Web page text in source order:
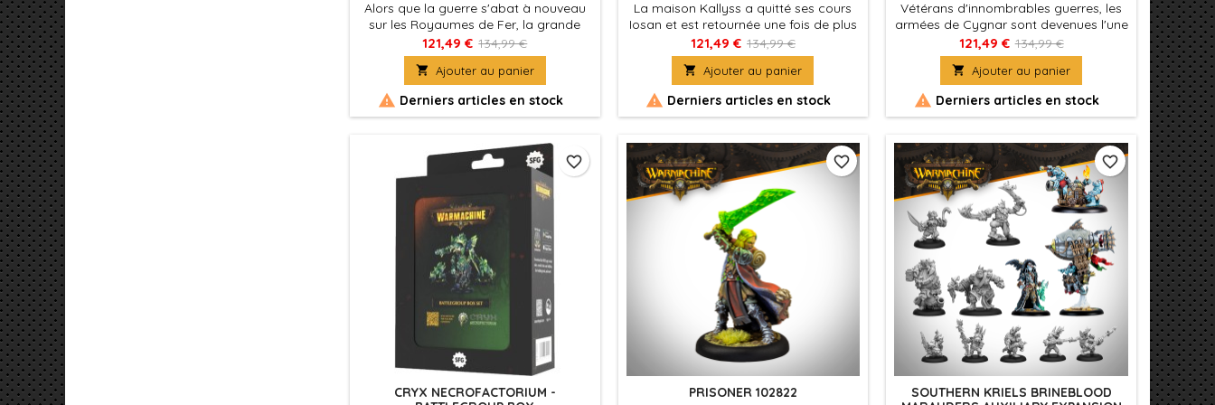
Alors que la guerre s'abat à nouveau
sur les Royaumes de Fer, la grande
armée de Khador est en mouvement.
Marchez au nom de la Patrie et
punissez tous les ennemis qui
menacent son peuple et ses frontières
!
121,49 € 134,99 €
 Ajouter au panier
 Derniers articles en stock
La maison Kallyss a quitté ses cours
Iosan et est retournée une fois de plus
sur les terres des Royaumes de Fer, à
la recherche de rédemption pour son
peuple condamné, les tragiques
vaisseaux sans âme…
121,49 € 134,99 €
 Ajouter au panier
 Derniers articles en stock
Vétérans d'innombrables guerres, les
armées de Cygnar sont devenues l'une
des forces combattantes les plus
élitistes des Royaumes de Fer,
exploitant la puissance des éléments
et leur génie tactique pour remporter
la victoire.
121,49 € 134,99 €
 Ajouter au panier
 Derniers articles en stock
CRYX NECROFACTORIUM -
favorite_border
PRISONER 102822
favorite_border
SOUTHERN KRIELS BRINEBLOOD
favorite_border